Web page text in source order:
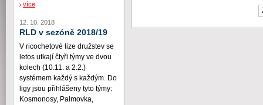
více
12. 10. 2018
RLD v sezóně 2018/19
V ricochetové lize družstev se
letos utkají čtyři týmy ve dvou
kolech (10.11. a 2.2.)
systémem každý s každým. Do
ligy jsou přihlášeny tyto týmy:
Kosmonosy, Palmovka,